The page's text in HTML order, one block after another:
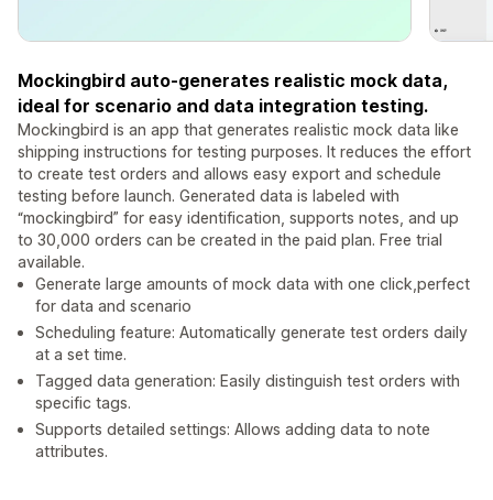
Mockingbird auto-generates realistic mock data,
ideal for scenario and data integration testing.
Mockingbird is an app that generates realistic mock data like
shipping instructions for testing purposes. It reduces the effort
to create test orders and allows easy export and schedule
testing before launch. Generated data is labeled with
“mockingbird” for easy identification, supports notes, and up
to 30,000 orders can be created in the paid plan. Free trial
available.
Generate large amounts of mock data with one click,perfect
for data and scenario
Scheduling feature: Automatically generate test orders daily
at a set time.
Tagged data generation: Easily distinguish test orders with
specific tags.
Supports detailed settings: Allows adding data to note
attributes.